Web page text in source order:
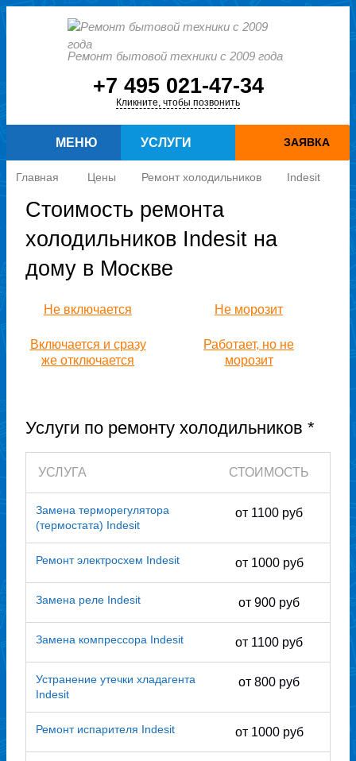
Ремонт бытовой техники с 2009 года
+7 495 021-47-34
Кликните, чтобы позвонить
УСЛУГИ
МЕНЮ ЗАЯВКА
Главная Цены Ремонт холодильников Indesit
Стоимость ремонта
холодильников Indesit на
дому в Москве
Не включается Не морозит
Включается и сразу
же отключается
Работает, но не
морозит
Услуги по ремонту холодильников *
УСЛУГА СТОИМОСТЬ
Замена терморегулятора
(термостата) Indesit
от 1100 руб
Ремонт электросхем Indesit от 1000 руб
Замена реле Indesit от 900 руб
Замена компрессора Indesit от 1100 руб
Устранение утечки хладагента
Indesit
от 800 руб
Ремонт испарителя Indesit от 1000 руб